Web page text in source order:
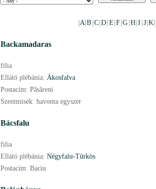
A |B C |D E |F |G H |I J |K
Backamadaras
filia
Ellátó plébánia: Ákosfalva
Postacím: Păsăreni
Szentmisék: havonta egyszer
Bácsfalu
filia
Ellátó plébánia: Négyfalu-Türkös
Postacím: Baciu